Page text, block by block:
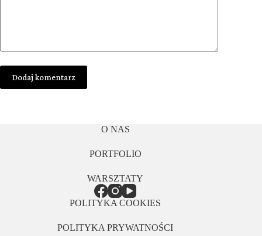
Dodaj komentarz
O NAS
PORTFOLIO
WARSZTATY
POLITYKA COOKIES
POLITYKA PRYWATNOŚCI